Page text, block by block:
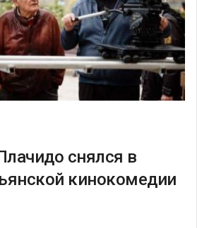
снялся в
кинокомедии